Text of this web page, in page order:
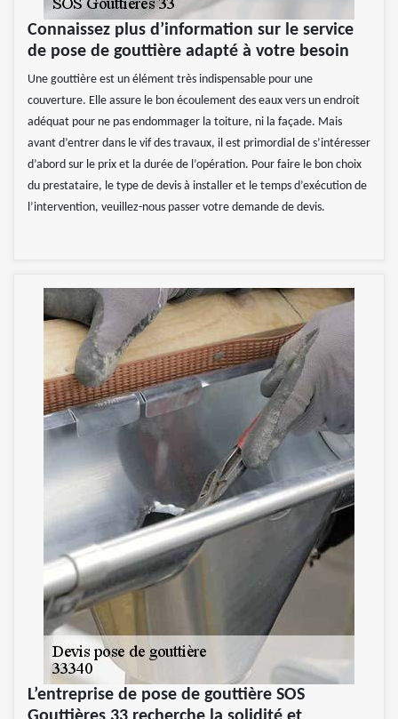
Connaissez plus d’information sur le service
de pose de gouttière adapté à votre besoin
Une gouttière est un élément très indispensable pour une
couverture. Elle assure le bon écoulement des eaux vers un endroit
adéquat pour ne pas endommager la toiture, ni la façade. Mais
avant d’entrer dans le vif des travaux, il est primordial de s’intéresser
d’abord sur le prix et la durée de l’opération. Pour faire le bon choix
du prestataire, le type de devis à installer et le temps d’exécution de
l’intervention, veuillez-nous passer votre demande de devis.
L’entreprise de pose de gouttière SOS